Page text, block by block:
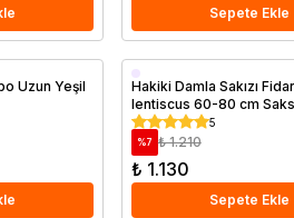
Sepete Ekle
Uzun Yeşil
Saksıda
Hakiki Damla Sakızı
lentiscus 60-80 cm
5
%7 ₺ 1.210
₺ 1.130
Sepete Ekle